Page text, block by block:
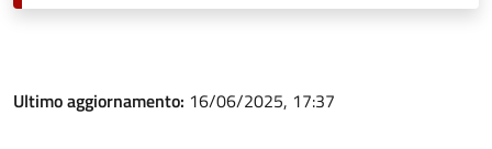
Ultimo aggiornamento: 16/06/2025, 17:37